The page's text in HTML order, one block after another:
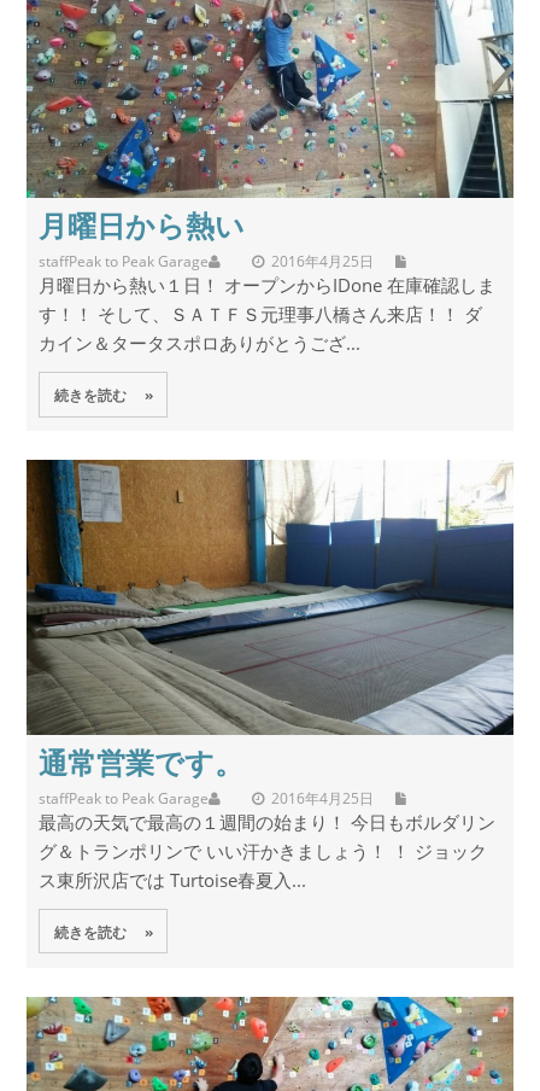
月曜日から熱い
staff 2016年4月25日
Peak to Peak Garage
月曜日から熱い１日！ オープンからIDone 在庫確認しま
す！！ そして、ＳＡＴＦＳ元理事八橋さん来店！！ ダ
カイン＆タータスポロありがとうござ...
続きを読む »
通常営業です。
staff 2016年4月25日
Peak to Peak Garage
最高の天気で最高の１週間の始まり！ 今日もボルダリン
グ＆トランポリンで いい汗かきましょう！ ！ ジョック
ス東所沢店では Turtoise春夏入...
続きを読む »